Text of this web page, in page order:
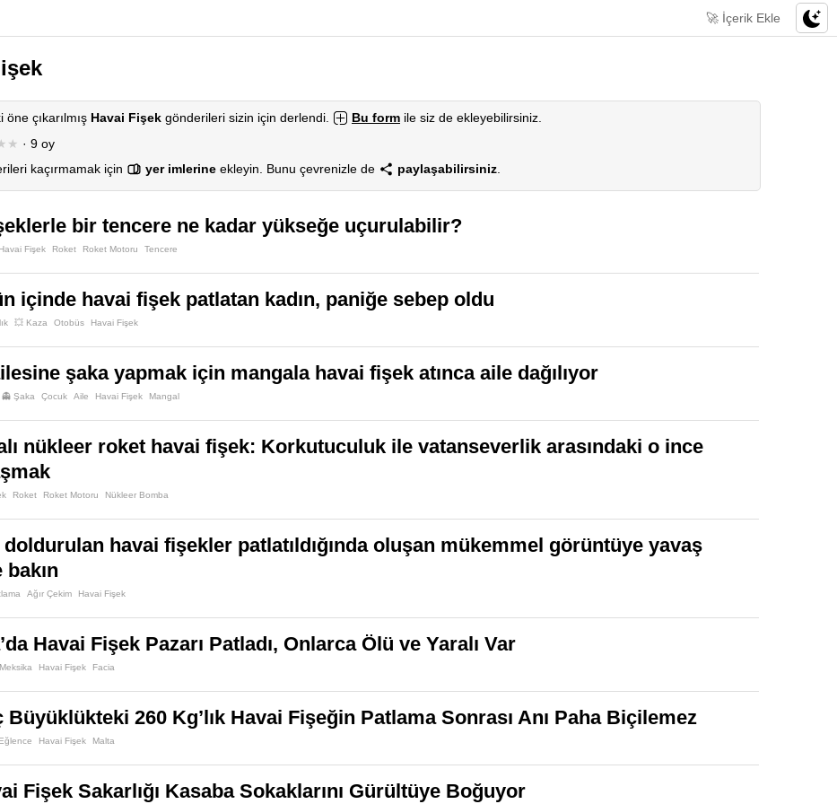
🚀 İçerik Ekle
çıkarılmış Havai Fişek gönderileri sizin için derlendi. Bu form ile siz de ekleyebilirsiniz.
· 9 oy
kaçırmamak için
yer imlerine ekleyin. Bunu çevrenizle de paylaşabilirsiniz
bir tencere ne kadar yükseğe uçurulabilir?
Havai Fişek Roket Roket Motoru Tencere
içinde havai fişek patlatan kadın, paniğe sebep oldu
💥 Kaza Otobüs Havai Fişek
şaka yapmak için mangala havai fişek atınca aile dağılıyor
👻 Şaka Çocuk Aile Havai Fişek Mangal
nükleer roket havai fişek: Korkutuculuk ile vatanseverlik arasındaki o ince
Roket Roket Motoru Nükleer Bomba
havai fişekler patlatıldığında oluşan mükemmel görüntüye yavaş
Ağır Çekim Havai Fişek
Havai Fişek Pazarı Patladı, Onlarca Ölü ve Yaralı Var
Meksika Havai Fişek Facia
260 Kg’lık Havai Fişeğin Patlama Sonrası Anı Paha Biçilemez
Eğlence Havai Fişek Malta
Fişek Sakarlığı Kasaba Sokaklarını Gürültüye Boğuyor